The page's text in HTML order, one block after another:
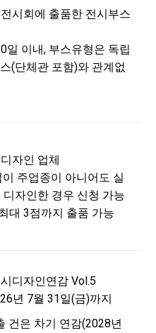
시회에 출품한 전시부스
일 이내, 부스유형은 독립
(단체관 포함)와 관계없
자인 업체
주업종이 아니어도 실
자인한 경우 신청 가능
대 3점까지 출품 가능
디자인연감 Vol.5
년 7월 31일(금)까지
건은 차기 연감(2028년